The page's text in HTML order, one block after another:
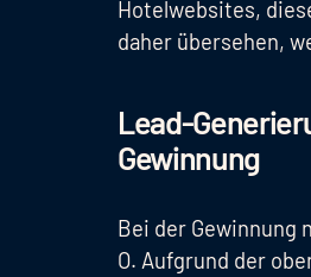
Hotelwebsites,
daher übersehen,
Lead-
Gewinnung
Bei der Gewinnung
O. Aufgrund der